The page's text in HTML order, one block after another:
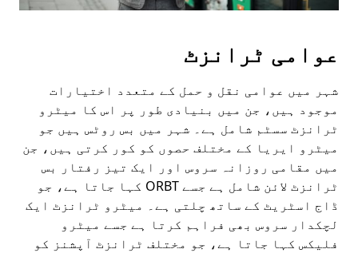
عوامی ٹرانزٹ
شہر میں عوامی نقل و حمل کے متعدد اختیارات
موجود ہیں، جن میں بنیادی طور پر اس کا میٹرو
ٹرانزٹ سسٹم شامل ہے۔ شہر میں بس روٹس ہیں جو
میٹرو ایریا کے مختلف حصوں کو کور کرتی ہیں، جن
میں مقامی روزانہ سروس اور ایک تیز رفتار بس
ٹرانزٹ لائن شامل ہے جسے ORBT کہا جاتا ہے، جو
ڈاج اسٹریٹ کے ساتھ چلتی ہے۔ میٹرو ٹرانزٹ ایک
لچکدار سروس بھی فراہم کرتا ہے جسے میٹرو
فلیکس کہا جاتا ہے، جو مختلف ٹرانزٹ آپشنز کو